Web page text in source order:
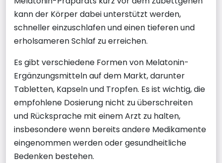
kann der Körper dabei unterstützt werden,
schneller einzuschlafen und einen tieferen und
erholsameren Schlaf zu erreichen.
Es gibt verschiedene Formen von Melatonin-
Ergänzungsmitteln auf dem Markt, darunter
Tabletten, Kapseln und Tropfen. Es ist wichtig, die
empfohlene Dosierung nicht zu überschreiten
und Rücksprache mit einem Arzt zu halten,
insbesondere wenn bereits andere Medikamente
eingenommen werden oder gesundheitliche
Bedenken bestehen.